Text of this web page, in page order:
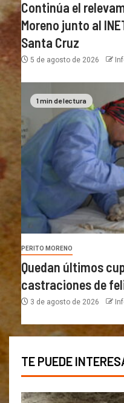
Continúa el
Moreno junto al
Santa Cruz
5 de agosto de 2026
1 min de lectura
PERITO MORENO
Quedan últimos
castraciones de
3 de agosto de 2026
TE PUEDE